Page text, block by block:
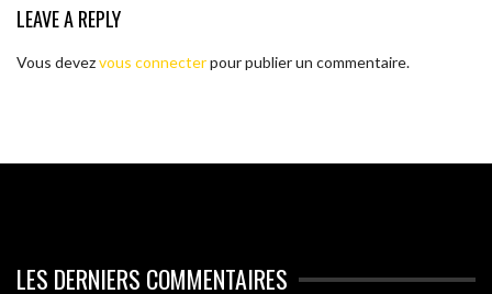
LEAVE A REPLY
Vous devezvous connecterpour publier un commentaire.
LES DERNIERS COMMENTAIRES